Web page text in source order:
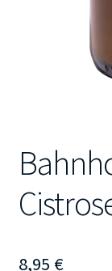
8,95 €